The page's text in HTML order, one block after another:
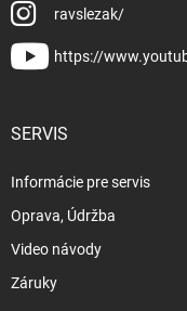
ravslezak/
https://
SERVIS
Informácie pre servis
Oprava, Údržba
Video návody
Záruky